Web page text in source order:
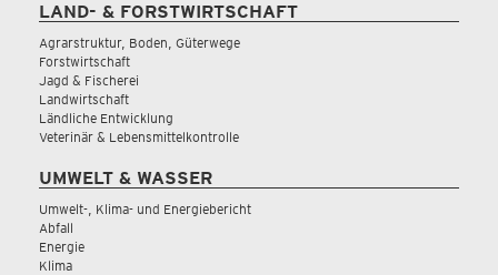
LAND- & FORSTWIRTSCHAFT
Agrarstruktur, Boden, Güterwege
Forstwirtschaft
Jagd & Fischerei
Landwirtschaft
Ländliche Entwicklung
Veterinär & Lebensmittelkontrolle
UMWELT & WASSER
Umwelt-, Klima- und Energiebericht
Abfall
Energie
Klima